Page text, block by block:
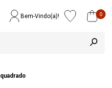
Bem-Vindo(a)! 0
quadrado